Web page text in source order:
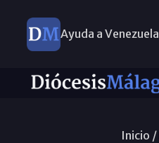
Ayuda a Venezuela
Inicio /